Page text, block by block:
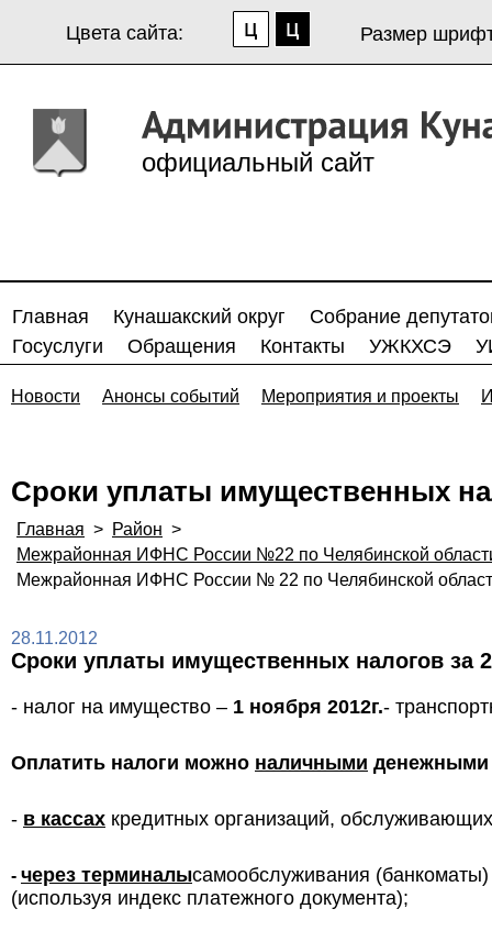
Цвета сайта: Размер
официальный сайт
Главная Кунашакский округ
Собрание
Госуслуги
Обращения Контакты УЖКХСЭ
Новости Анонсы событий Мероприятия и проекты
Cроки уплаты имущественных
Главная > Район >
Межрайонная ИФНС России №22 по Челябинской
Межрайонная ИФНС России № 22 по Челябинской
28.11.2012
Cроки уплаты имущественных налогов за
- налог на имущество – 1 ноября 2012г.-
Оплатить налоги можно наличными денежными
- в кассах кредитных организаций,
- через терминалысамообслуживания
(используя индекс платежного документа);